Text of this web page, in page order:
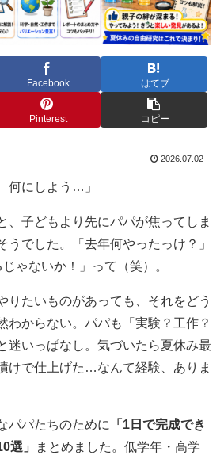
Facebook はてブ
Pinterest コピー
2026.07.02
何にしよう…」
、子どもより先にパパが焦ってしま
うでした。「去年何やったっけ？」
ゃないか！」って（笑）。
りたいものがあっても、それをどう
わからない。パパも「実験？工作？
迷いっぱなし。気づいたら夏休み最
けで仕上げた…なんて経験、ありま
パパたちのために
「1日で完成でき
選」
まとめました。低学年・高学